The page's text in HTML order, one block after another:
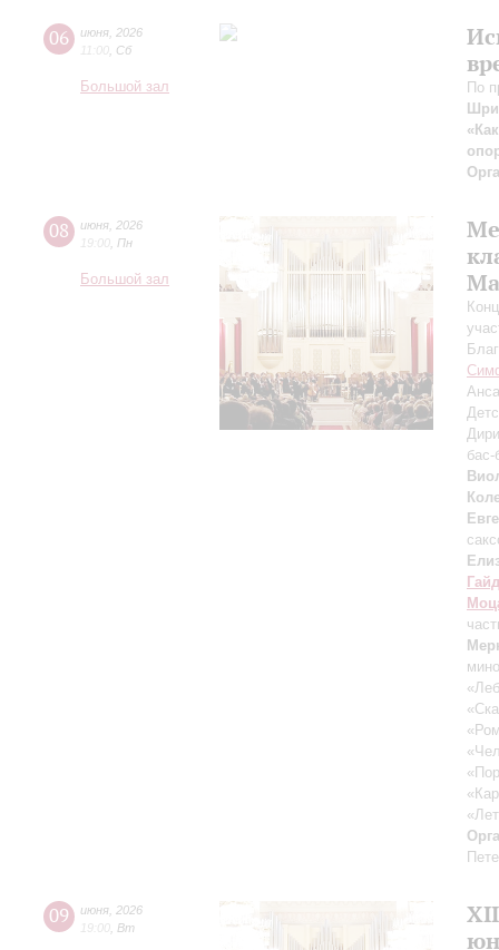
06 июня 2026
11:00 Сб
Большой зал
По
08 июня 2026
19:00 Пн
Большой зал
09 июня 2026
19:00 Вт